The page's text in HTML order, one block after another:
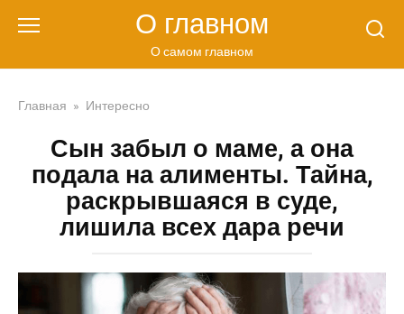
О главном
О самом главном
Главная » Интересно
Сын забыл о маме, а она
подала на алименты. Тайна,
раскрывшаяся в суде,
лишила всех дара речи